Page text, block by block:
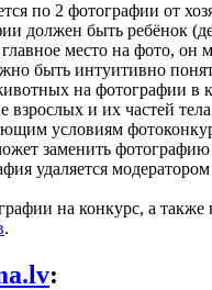
по 2 фотографии от
должен быть ребёнок
место на фото, он
быть интуитивно
на фотографии в
взрослых и их частей
условиям
заменить
удаляется
на конкурс, а
.
: